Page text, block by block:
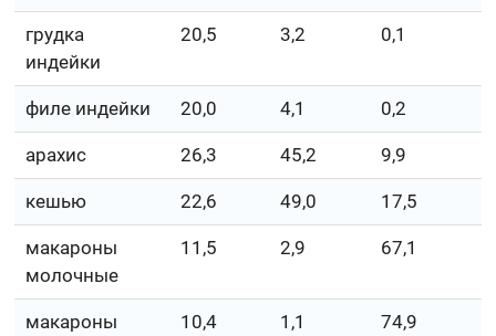
грудка
индейки
20,5 3,2 0,1
филе индейки 20,0 4,1 0,2
арахис 26,3 45,2 9,9
кешью 22,6 49,0 17,5
макароны
молочные
11,5 2,9 67,1
макароны
10,4 1,1 74,9